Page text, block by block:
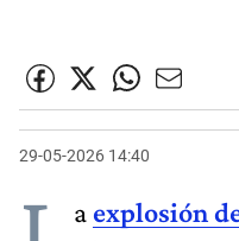
29-05-2026 14:40
a explosión